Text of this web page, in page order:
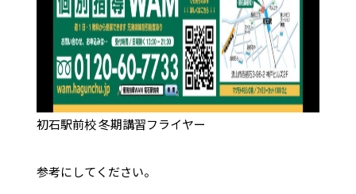
初石駅前校 冬期講習フライヤー
参考にしてください。